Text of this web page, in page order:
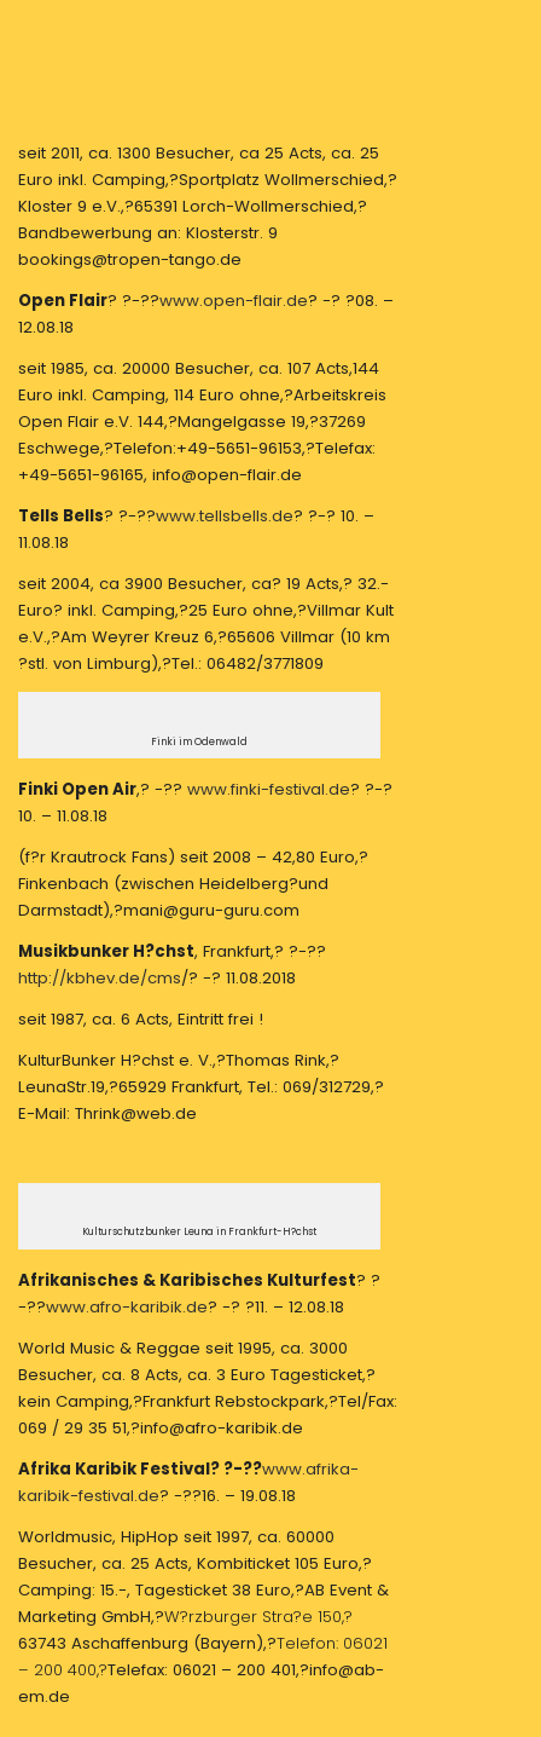
seit 2011, ca. 1300 Besucher, ca 25 Acts, ca. 25
Euro inkl. Camping,?Sportplatz Wollmerschied,?
Kloster 9 e.V.,?65391 Lorch-Wollmerschied,?
Bandbewerbung an: Klosterstr. 9
bookings@tropen-tango.de
Open Flair? ?-??www.open-flair.de? -? ?08. –
12.08.18
seit 1985, ca. 20000 Besucher, ca. 107 Acts,144
Euro inkl. Camping, 114 Euro ohne,?Arbeitskreis
Open Flair e.V. 144,?Mangelgasse 19,?37269
Eschwege,?Telefon:+49-5651-96153,?Telefax:
+49-5651-96165, info@open-flair.de
Tells Bells? ?-??www.tellsbells.de? ?-? 10. –
11.08.18
seit 2004, ca 3900 Besucher, ca? 19 Acts,? 32.-
Euro? inkl. Camping,?25 Euro ohne,?Villmar Kult
e.V.,?Am Weyrer Kreuz 6,?65606 Villmar (10 km
?stl. von Limburg),?Tel.: 06482/3771809
Finki im Odenwald
Finki Open Air,? -?? www.finki-festival.de? ?-?
10. – 11.08.18
(f?r Krautrock Fans) seit 2008 – 42,80 Euro,?
Finkenbach (zwischen Heidelberg?und
Darmstadt),?mani@guru-guru.com
Musikbunker H?chst, Frankfurt,? ?-??
http://kbhev.de/cms/? -? 11.08.2018
seit 1987, ca. 6 Acts, Eintritt frei !
KulturBunker H?chst e. V.,?Thomas Rink,?
LeunaStr.19,?65929 Frankfurt, Tel.: 069/312729,?
E-Mail: Thrink@web.de
Kulturschutzbunker Leuna in Frankfurt-H?chst
Afrikanisches & Karibisches Kulturfest? ?
-??www.afro-karibik.de? -? ?11. – 12.08.18
World Music & Reggae seit 1995, ca. 3000
Besucher, ca. 8 Acts, ca. 3 Euro Tagesticket,?
kein Camping,?Frankfurt Rebstockpark,?Tel/Fax:
069 / 29 35 51,?info@afro-karibik.de
Afrika Karibik Festival? ?-??www.afrika-
karibik-festival.de? -??16. – 19.08.18
Worldmusic, HipHop seit 1997, ca. 60000
Besucher, ca. 25 Acts, Kombiticket 105 Euro,?
Camping: 15.-, Tagesticket 38 Euro,?AB Event &
Marketing GmbH,?W?rzburger Stra?e 150,?
63743 Aschaffenburg (Bayern),?Telefon: 06021
– 200 400,?Telefax: 06021 – 200 401,?info@ab-
em.de